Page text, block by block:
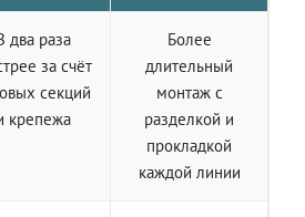
два раза
за счёт
секций
крепежа
Более
длительный
монтаж с
разделкой и
прокладкой
каждой линии